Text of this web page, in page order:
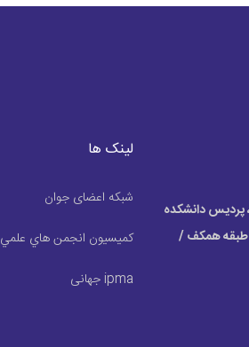
پردیس دانشکده
طبقه همکف /
لینک ها
شبکه اعضای جوان
كميسيون انجمن هاي علمي
ipma جهانی